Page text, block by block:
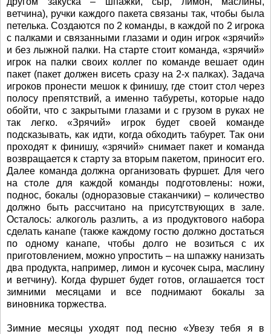
ветчина), ручки каждого пакета связаны так, чтобы была
петелька. Создаются по 2 команды, в каждой по 2 игрока
с палками и связанными глазами и один игрок «зрячий»
и без лыжной палки. На старте стоит команда, «зрячий»
игрок на палки своих коллег по команде вешает один
пакет (пакет должен висеть сразу на 2-х палках). Задача
игроков пронести мешок к финишу, где стоит стол через
полосу препятствий, а именно табуреты, которые надо
обойти, что с закрытыми глазами и с грузом в руках не
так легко. «Зрячий» игрок будет своей команде
подсказывать, как идти, когда обходить табурет. Так они
проходят к финишу, «зрячий» снимает пакет и команда
возвращается к старту за вторым пакетом, приносит его.
Далее команда должна организовать фуршет. Для чего
на столе для каждой команды подготовлены: ножи,
поднос, бокалы (одноразовые стаканчики) – количество
должно быть рассчитано на присутствующих в зале.
Осталось: алкоголь разлить, а из продуктового набора
сделать канапе (также каждому гостю должно достаться
по одному канапе, чтобы долго не возиться с их
приготовлением, можно упростить – на шпажку нанизать
два продукта, например, лимон и кусочек сыра, маслину
и ветчину). Когда фуршет будет готов, оглашается тост
зимними месяцами и все поднимают бокалы за
виновника торжества.
Зимние месяцы уходят под песню «Увезу тебя я в